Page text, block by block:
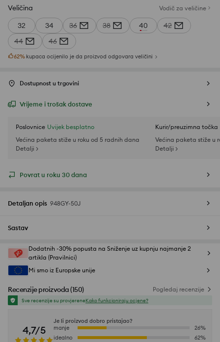
Veličina Vodič za veličine
32 34 36 38 40
42
44
46
62% kupaca ocijenilo je da proizvod odgovara veličini
Dostupnost u trgovini
Vrijeme i trošak dostave
Poslovnice Uvijek besplatno
Većina paketa stiže u roku od 5 radnih dana
Detalji >
Kurir/preuzimna točka
Većina paketa stiže u
Detalji >
Povrat u roku 30 dana
Detaljan opis 948GY-50J
Sastav
Dodatnih -30% popusta na Sniženje uz kupnju najmanje 2
artikla (Pravilnici)
Mi smo iz Europske unije
Recenzije proizvoda(150) Pogledaj recenzije
Sve recenzije su provjereneKako funkcioniraju ocjene?
4,7/5
Je li proizvod dobro pristajao?
manje
26%
idealno
62%